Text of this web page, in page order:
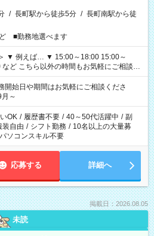
/ 長町駅から徒歩5分 / 長町南駅から徒
■勤務地選べます
にご相談く
始日や期間はお気軽にご相談くださ
～
OK / 履歴書不要 / 40～50代活躍中 / 副
装自由 / シフト勤務 / 10名以上の大量募
パソコンスキル不要
応募する 詳細へ
掲載日：2026.08.05
未読